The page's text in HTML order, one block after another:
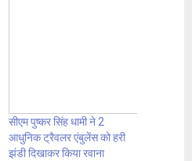
सीएम पुष्कर सिंह धामी ने 2
आधुनिक ट्रैवलर एंबुलेंस को हरी
झंडी दिखाकर किया रवाना